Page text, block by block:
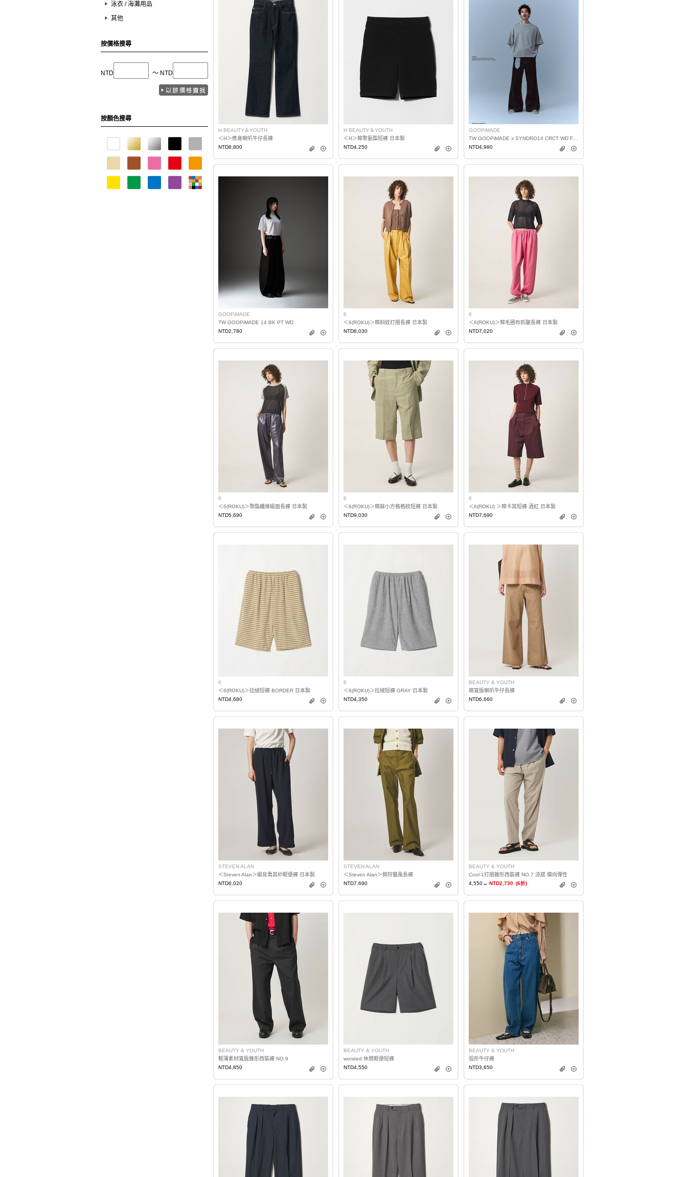
泳衣 / 海灘用品
其他
按價格搜尋
NTD 〜 NTD
按顏色搜尋
H BEAUTY＆YOUTH
＜H＞修身喇叭牛仔長褲
NTD8,800
H BEAUTY＆YOUTH
＜H＞棉聚氨酯短褲 日本製
NTD4,250
GOOPiMADE
NTD4,980
GOOPiMADE
TW GOOPiMADE 14 BK PT WD
NTD2,780
6
＜6(ROKU)＞棉斜紋打摺長褲 日本製
NTD8,030
6
＜6(ROKU)＞棉毛圈布抓皺長褲 日本製
NTD7,020
6
＜6(ROKU)＞聚酯纖維緞面長褲 日本製
NTD5,690
6
＜6(ROKU)＞棉麻小方格格紋短褲 日本製
NTD9,030
6
＜6(ROKU) ＞棉卡其短褲 酒紅 日本製
NTD7,690
6
＜6(ROKU)＞拉絨短褲 BORDER 日本製
NTD4,680
6
＜6(ROKU)＞拉絨短褲 GRAY 日本製
NTD4,350
BEAUTY & YOUTH
棉寬版喇叭牛仔長褲
NTD6,660
STEVEN ALAN
＜Steven Alan＞緞背喬其紗輕便褲 日本製
NTD6,020
STEVEN ALAN
＜Steven Alan＞棉狩獵風長褲
NTD7,690
BEAUTY & YOUTH
Cool 1打摺錐形西裝褲 NO.7 涼感 橫向彈性
4,550→ NTD2,730 (6折)
BEAUTY & YOUTH
輕薄素材寬版錐形西裝褲 NO.9
NTD4,850
BEAUTY & YOUTH
worsted 休閒輕便短褲
NTD4,550
BEAUTY & YOUTH
弧形牛仔褲
NTD3,650